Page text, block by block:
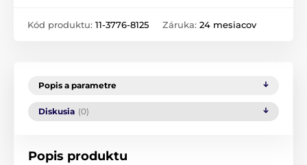
Kód produktu: 11-3776-8125 Záruka: 24 mesiacov
Popis a parametre
Diskusia (0)
Popis produktu